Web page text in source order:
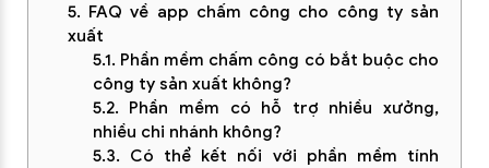
5. FAQ về app chấm công cho công ty sản
xuất
5.1. Phần mềm chấm công có bắt buộc cho
công ty sản xuất không?
5.2. Phần mềm có hỗ trợ nhiều xưởng,
nhiều chi nhánh không?
5.3. Có thể kết nối với phần mềm tính